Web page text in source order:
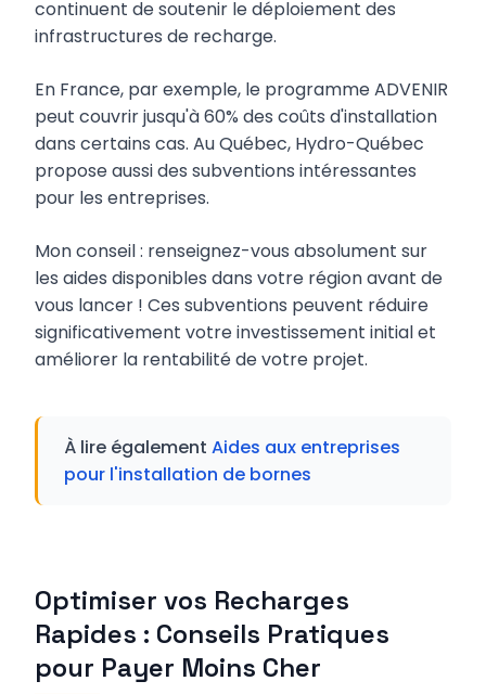
continuent de soutenir le déploiement des
infrastructures de recharge.
En France, par exemple, le programme ADVENIR
peut couvrir jusqu'à 60% des coûts d'installation
dans certains cas. Au Québec, Hydro-Québec
propose aussi des subventions intéressantes
pour les entreprises.
Mon conseil : renseignez-vous absolument sur
les aides disponibles dans votre région avant de
vous lancer ! Ces subventions peuvent réduire
significativement votre investissement initial et
améliorer la rentabilité de votre projet.
À lire également Aides aux entreprises
pour l'installation de bornes
Optimiser vos Recharges
Rapides : Conseils Pratiques
pour Payer Moins Cher